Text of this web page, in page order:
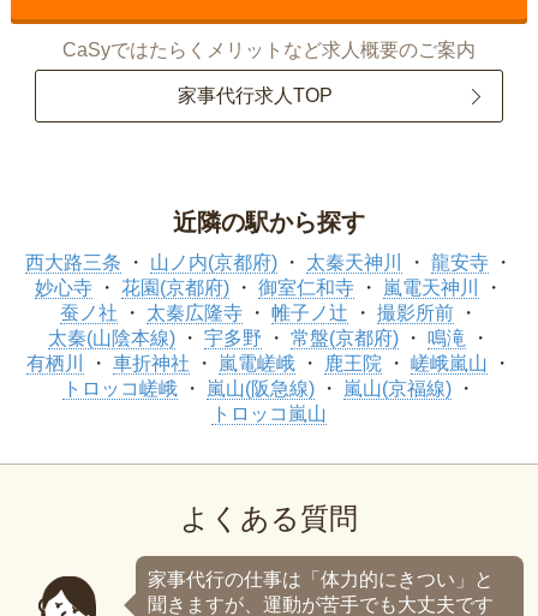
CaSyではたらくメリットなど求人概要のご案内
家事代行求人TOP
近隣の駅から探す
西大路三条 山ノ内(京都府) 太秦天神川
龍安寺
妙心寺
花園(京都府) 御室仁和寺
嵐電天神川
蚕ノ社
太秦広隆寺 帷子ノ辻
撮影所前
太秦(山陰本線)
宇多野 常盤(京都府)
鳴滝
有栖川
車折神社 嵐電嵯峨 鹿王院
嵯峨嵐山
トロッコ嵯峨
嵐山(阪急線)
嵐山(京福線)
トロッコ嵐山
よくある質問
家事代行の仕事は「体力的にきつい」と
聞きますが、運動が苦手でも大丈夫です